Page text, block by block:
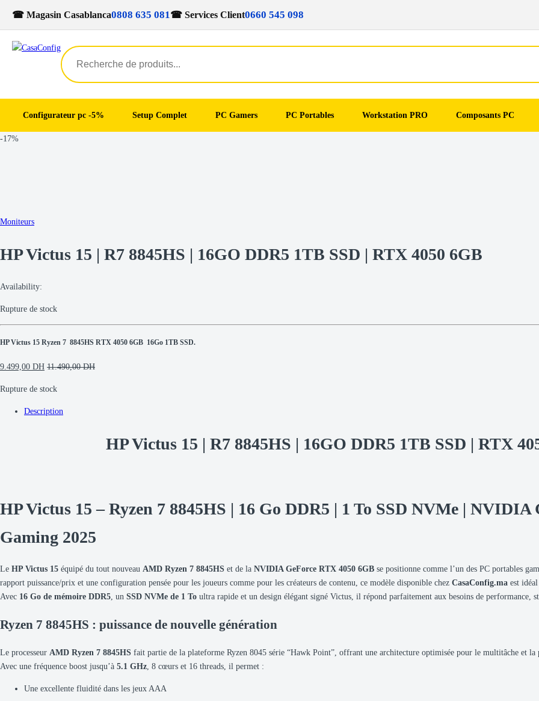
☎ Magasin Casablanca0808 635 081☎ Services Client0660 545 098
Configurateur pc -5% Setup Complet PC Gamers PC Portables Workstation PRO Composants PC
Skip
Skip
-17%
Moniteurs
HP Victus 15 | R7 8845HS | 16GO DDR5 1TB SSD | RTX 4050 6GB
Availability:
Rupture de stock
HP Victus 15 Ryzen 7 8845HS RTX 4050 6GB 16Go 1TB SSD.
9.499,00 DH 11.490,00DH
Rupture de stock
Description
HP Victus 15 | R7 8845HS | 16GO DDR5 1TB SSD | RTX
HP Victus 15 – Ryzen 7 8845HS | 16 Go DDR5 | 1 To SSD NVMe |
Gaming 2025
Le HP Victus 15 équipé du tout nouveau AMD Ryzen 7 8845HS et de la NVIDIA GeForce RTX 4050 6GB se positionne comme l’un des PC portables
rapport puissance/prix et une configuration pensée pour les joueurs comme pour les créateurs de contenu, ce modèle disponible chez CasaConfig.ma est
Avec 16 Go de mémoire DDR5, un SSD NVMe de 1 To ultra rapide et un design élégant signé Victus, il répond parfaitement aux besoins de performance,
Ryzen 7 8845HS : puissance de nouvelle génération
Le processeur AMD Ryzen 7 8845HS fait partie de la plateforme Ryzen 8045 série “Hawk Point”, offrant une architecture optimisée pour le multitâche et la
Avec une fréquence boost jusqu’à 5.1 GHz, 8 cœurs et 16 threads, il permet :
Une excellente fluidité dans les jeux AAA